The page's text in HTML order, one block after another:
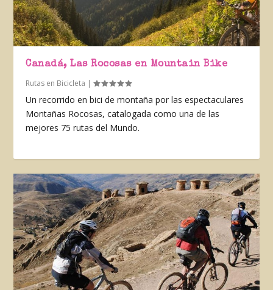
Canadá, Las Rocosas en Mountain Bike
Rutas en Bicicleta |
Un recorrido en bici de montaña por las espectaculares
Montañas Rocosas, catalogada como una de las
mejores 75 rutas del Mundo.